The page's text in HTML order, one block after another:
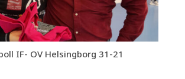
IF- OV Helsingborg 31-21